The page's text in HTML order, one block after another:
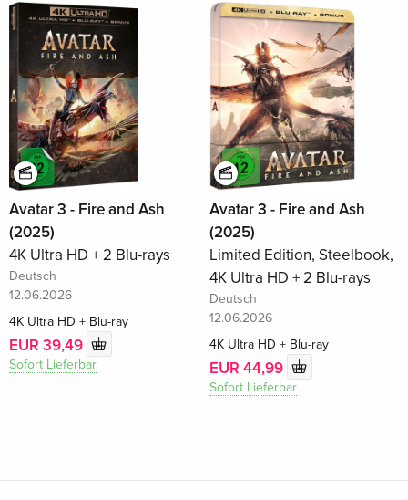
Avatar 3 - Fire and Ash
(2025)
4K Ultra HD + 2 Blu-rays
Deutsch
12.06.2026
4K Ultra HD + Blu-ray
EUR 39,49
Sofort Lieferbar
Avatar 3 - Fire and Ash
(2025)
Limited Edition, Steelbook,
4K Ultra HD + 2 Blu-rays
Deutsch
12.06.2026
4K Ultra HD + Blu-ray
EUR 44,99
Sofort Lieferbar